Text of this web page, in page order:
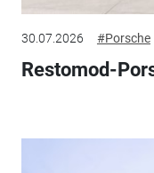
30.07.2026 #Porsche
Restomod-